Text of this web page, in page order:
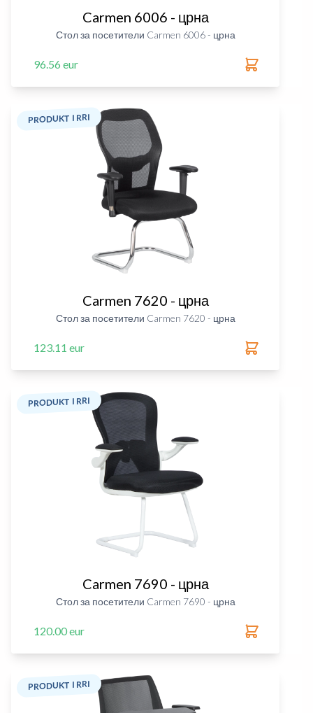
Carmen 6006 - црна
Стол за посетители Carmen 6006 - црна
96.56 eur
PRODUKT I RRI
Carmen 7620 - црна
Стол за посетители Carmen 7620 - црна
123.11 eur
PRODUKT I RRI
Carmen 7690 - црна
Стол за посетители Carmen 7690 - црна
120.00 eur
PRODUKT I RRI